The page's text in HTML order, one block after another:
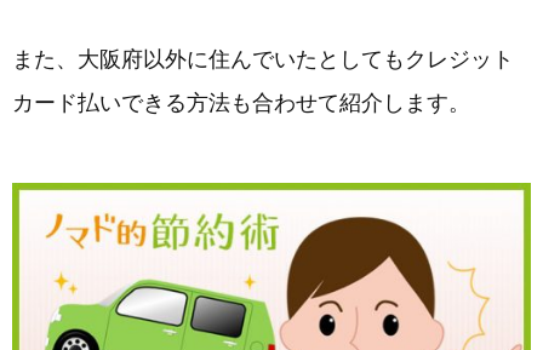
また、大阪府以外に住んでいたとしてもクレジット
カード払いできる方法も合わせて紹介します。